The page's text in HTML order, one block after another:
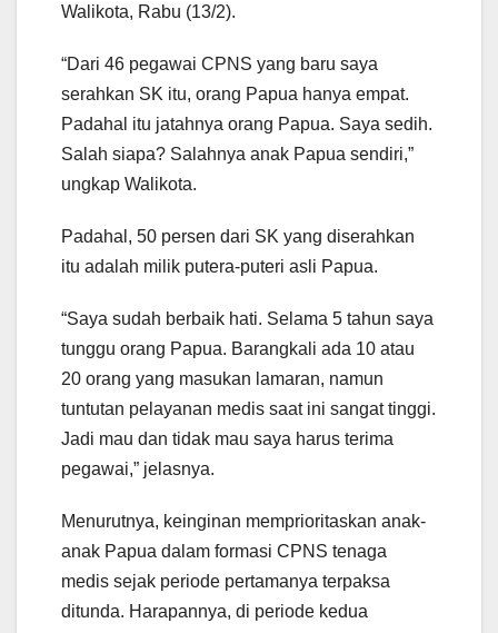
Walikota, Rabu (13/2).
“Dari 46 pegawai CPNS yang baru saya
serahkan SK itu, orang Papua hanya empat.
Padahal itu jatahnya orang Papua. Saya sedih.
Salah siapa? Salahnya anak Papua sendiri,”
ungkap Walikota.
Padahal, 50 persen dari SK yang diserahkan
itu adalah milik putera-puteri asli Papua.
“Saya sudah berbaik hati. Selama 5 tahun saya
tunggu orang Papua. Barangkali ada 10 atau
20 orang yang masukan lamaran, namun
tuntutan pelayanan medis saat ini sangat tinggi.
Jadi mau dan tidak mau saya harus terima
pegawai,” jelasnya.
Menurutnya, keinginan memprioritaskan anak-
anak Papua dalam formasi CPNS tenaga
medis sejak periode pertamanya terpaksa
ditunda. Harapannya, di periode kedua